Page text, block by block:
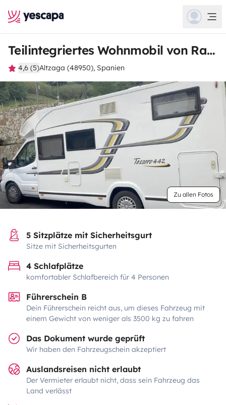
Teilintegriertes Wohnmobil von Rafael
4,6 (5)Altzaga (48950), Spanien
Zu allen Fotos
5 Sitzplätze mit Sicherheitsgurt
Sitze mit Sicherheitsgurten
4 Schlafplätze
komfortabler Schlafbereich für 4 Personen
Führerschein B
Dein Führerschein reicht aus, um dieses Fahrzeug mit
einem Gewicht von weniger als 3500 kg zu fahren
Das Dokument wurde geprüft
Wir haben den Fahrzeugschein akzeptiert
Auslandsreisen nicht erlaubt
Der Vermieter erlaubt nicht, dass sein Fahrzeug das
Land verlässt